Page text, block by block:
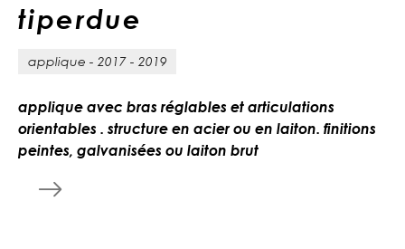
tiperdue
applique - 2017 - 2019
applique avec bras réglables et articulations
orientables . structure en acier ou en laiton. finitions
peintes, galvanisées ou laiton brut